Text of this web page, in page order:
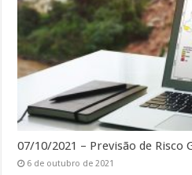
07/10/2021 – Previsão de Risco
6 de outubro de 2021